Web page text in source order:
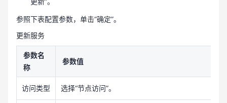
参照下表配置参数，单击“确定”。
更新服务
参数名
称
参数值
访问类型 选择“节点访问”。